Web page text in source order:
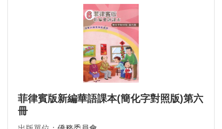
菲律賓版新編華語課本(簡化字對照版)第六
冊